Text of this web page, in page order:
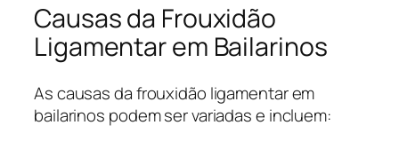
Causas da Frouxidão
Ligamentar em Bailarinos
As causas da frouxidão ligamentar em
bailarinos podem ser variadas e incluem: